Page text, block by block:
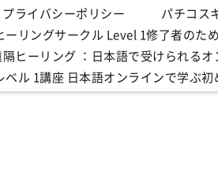
プライバシーポリシー
パチコス
ーリングサークル Level 1修了者のた
ヒーリング ：日本語で受けられる
ベル 1講座 日本語オンラインで学ぶ